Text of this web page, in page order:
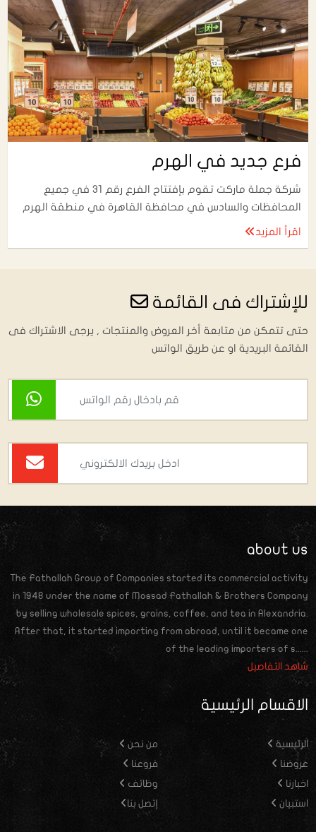
فرع جديد في الهرم
شركة جملة ماركت تقوم بإفتتاح الفرع رقم 31 في جميع
المحافظات والسادس في محافظة القاهرة في منطقة الهرم
اقرأ المزيد
للإشتراك فى القائمة
حتى تتمكن من متابعة أخر العروض والمنتجات , يرجى الاشتراك فى
القائمة البريدية او عن طريق الواتس
about us
The Fathallah Group of Companies started its commercial activity
in 1948 under the name of Mossad Fathallah & Brothers Company
by selling wholesale spices, grains, coffee, and tea in Alexandria.
After that, it started importing from abroad, until it became one
of the leading importers of s......
شاهد التفاصيل
الاقسام الرئيسية
الرئيسية
من نحن
عروضنا
فروعنا
اخبارنا
وظائف
استبيان
إتصل بنا